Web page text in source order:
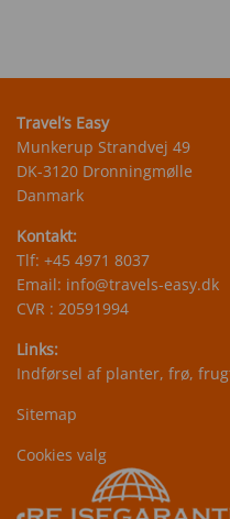
Travel’s Easy
Munkerup Strandvej 49
DK-3120 Dronningmølle
Danmark
Kontakt:
Tlf: +45 4971 8037
Email: info@travels-easy.dk
CVR : 20591994
Links:
Indførsel af planter, frø,
Sitemap
Cookies valg